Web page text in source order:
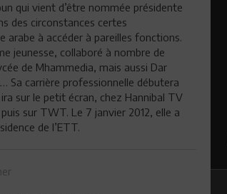
qui vient d’être nommée présidente
des circonstances certes
arabe à accéder à pareilles fonctions.
jeunesse, collaboré à nombre de
de Mhammedia, mais aussi Dar
Sa carrière professionnelle débutera
sur le petit écran, chez Hannibal TV
sur TWT. Le 7 janvier 2012, elle a
de l’ETT.